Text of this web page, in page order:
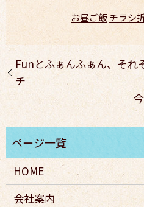
お昼ご飯チラシ
Funとふぁんふぁん、それ
チ
HOME
会社案内